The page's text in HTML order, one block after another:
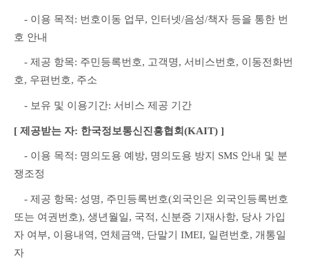
- 이용 목적: 번호이동 업무, 인터넷/음성/책자 등을 통한 번
호 안내
- 제공 항목: 주민등록번호, 고객명, 서비스번호, 이동전화번
호, 우편번호, 주소
- 보유 및 이용기간: 서비스 제공 기간
[ 제공받는 자: 한국정보통신진흥협회(KAIT) ]
- 이용 목적: 명의도용 예방, 명의도용 방지 SMS 안내 및 분
쟁조정
- 제공 항목: 성명, 주민등록번호(외국인은 외국인등록번호
또는 여권번호), 생년월일, 국적, 신분증 기재사항, 당사 가입
자 여부, 이용내역, 연체금액, 단말기 IMEI, 일련번호, 개통일
자